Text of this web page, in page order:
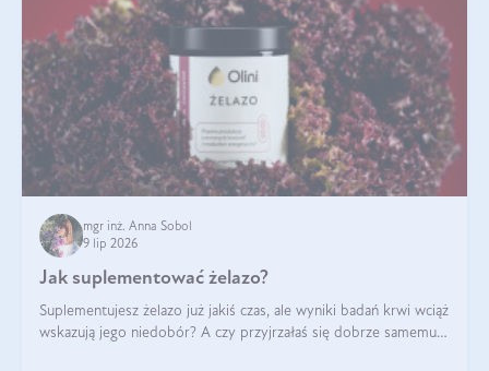
mgr inż. Anna Sobol
9 lip 2026
Jak suplementować żelazo?
Suplementujesz żelazo już jakiś czas, ale wyniki badań krwi wciąż
wskazują jego niedobór? A czy przyjrzałaś się dobrze samemu